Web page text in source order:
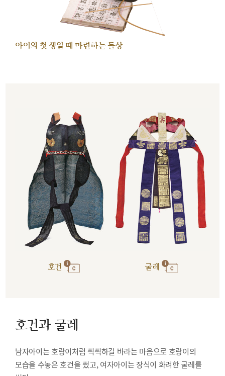
아이의 첫 생일 때 마련하는 돌상
호건 굴레
호건과 굴레
남자아이는 호랑이처럼 씩씩하길 바라는 마음으로 호랑이의
모습을 수놓은 호건을 썼고, 여자아이는 장식이 화려한 굴레를